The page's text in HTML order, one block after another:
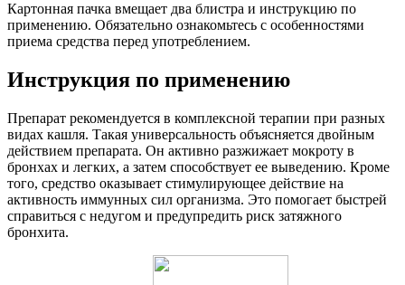
Картонная пачка вмещает два блистра и инструкцию по
применению. Обязательно ознакомьтесь с особенностями
приема средства перед употреблением.
Инструкция по применению
Препарат рекомендуется в комплексной терапии при разных
видах кашля. Такая универсальность объясняется двойным
действием препарата. Он активно разжижает мокроту в
бронхах и легких, а затем способствует ее выведению. Кроме
того, средство оказывает стимулирующее действие на
активность иммунных сил организма. Это помогает быстрей
справиться с недугом и предупредить риск затяжного
бронхита.